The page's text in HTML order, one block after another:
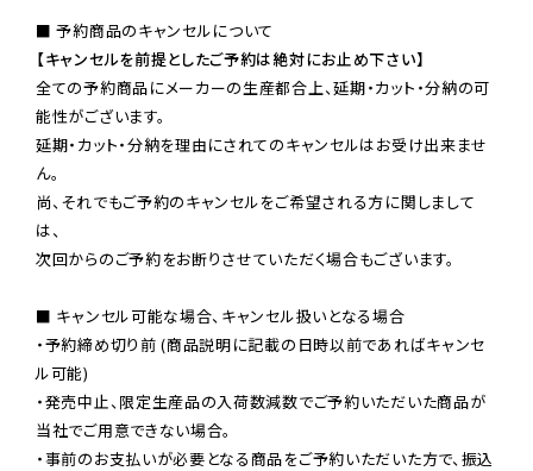
【キャンセルを前提としたご予約は絶対にお止め下さい】
全ての予約商品にメーカーの生産都合上、延期・カット・分納の可
能性がございます。
延期・カット・分納を理由にされてのキャンセルはお受け出来ませ
ん。
尚、それでもご予約のキャンセルをご希望される方に関しまして
は、
次回からのご予約をお断りさせていただく場合もございます。
■ キャンセル可能な場合、キャンセル扱いとなる場合
・予約締め切り前 (商品説明に記載の日時以前であればキャンセ
ル可能)
・発売中止、限定生産品の入荷数減数でご予約いただいた商品が
当社でご用意できない場合。
・事前のお支払いが必要となる商品をご予約いただいた方で、振込